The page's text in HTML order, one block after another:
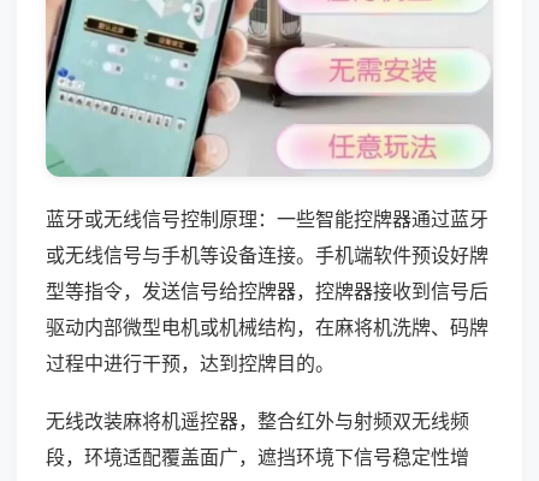
蓝牙或无线信号控制原理：一些智能控牌器通过蓝牙
或无线信号与手机等设备连接。手机端软件预设好牌
型等指令，发送信号给控牌器，控牌器接收到信号后
驱动内部微型电机或机械结构，在麻将机洗牌、码牌
过程中进行干预，达到控牌目的。
无线改装麻将机遥控器，整合红外与射频双无线频
段，环境适配覆盖面广，遮挡环境下信号稳定性增